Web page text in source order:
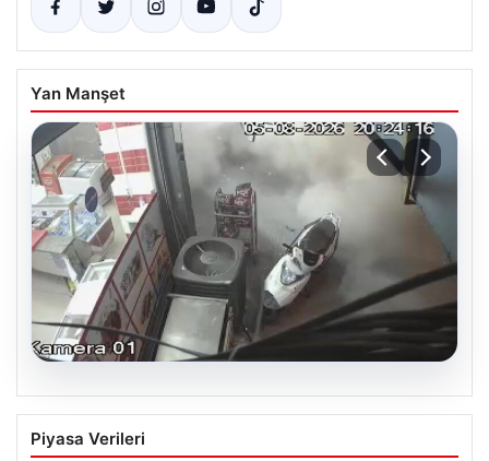
Yan Manşet
06.08.2026
Bahçelievler’de tahliye edilen 4 katlı
binanın çöktüğü anlar
Piyasa Verileri